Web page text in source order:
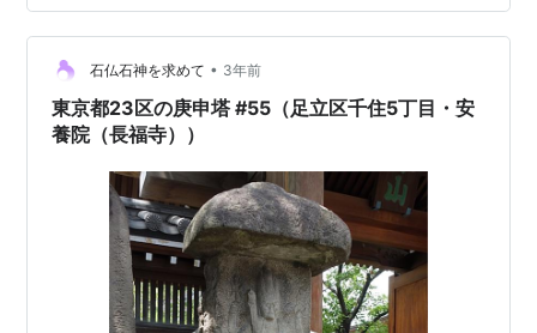
/ 南無妙法蓮華経 / 庚申塔」※□の文字は今までに見たこ
とのない文字。なんらかの異体字と思われます。 山状角
柱型、彫像（日天月天、瑞雲）三猿像 文字庚申塔② 刻
銘「延宝八庚申天十月吉日(1680) / 妙法奉修庚申待爲
二…
石仏石神を求めて • 3年前
東京都23区の庚申塔 #55（足立区千住5丁目・安
養院（長福寺））